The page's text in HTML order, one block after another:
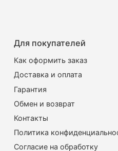
Для покупателей
Как оформить заказ
Доставка и оплата
Гарантия
Обмен и возврат
Контакты
Политика
Согласие на обработку